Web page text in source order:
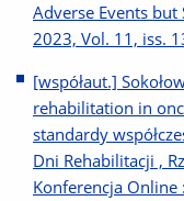
Adverse Events but
2023, Vol. 11, iss.
[współaut.]
rehabilitation in
standardy
Dni Rehabilitacji ,
Konferencja Online